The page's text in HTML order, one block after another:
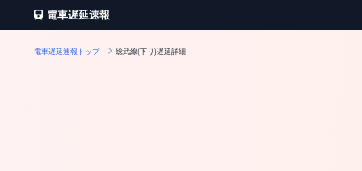
電車遅延速報
電車遅延速報トップ 総武線(下り)遅延詳細